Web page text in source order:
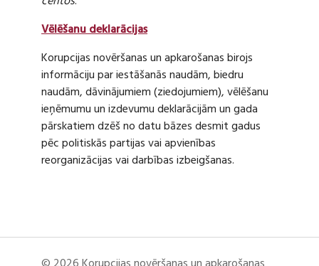
Vēlēšanu deklarācijas
Korupcijas novēršanas un apkarošanas birojs
informāciju par iestāšanās naudām, biedru
naudām, dāvinājumiem (ziedojumiem), vēlēšanu
ieņēmumu un izdevumu deklarācijām un gada
pārskatiem dzēš no datu bāzes desmit gadus
pēc politiskās partijas vai apvienības
reorganizācijas vai darbības izbeigšanas.